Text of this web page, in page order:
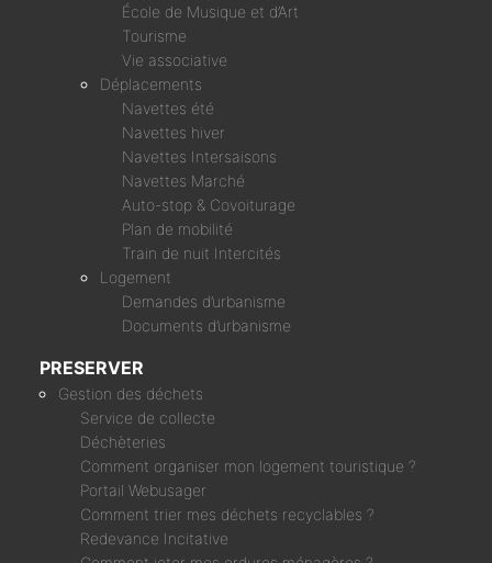
École de Musique et d’Art
Tourisme
Vie associative
Déplacements
Navettes été
Navettes hiver
Navettes Intersaisons
Navettes Marché
Auto-stop & Covoiturage
Plan de mobilité
Train de nuit Intercités
Logement
Demandes d’urbanisme
Documents d’urbanisme
PRESERVER
Gestion des déchets
Service de collecte
Déchèteries
Comment organiser mon logement touristique ?
Portail Webusager
Comment trier mes déchets recyclables ?
Redevance Incitative